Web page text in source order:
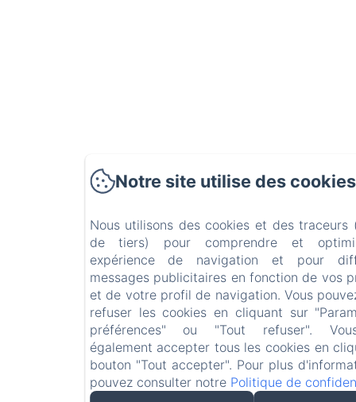
Notre site utilise des cookies
Nous utilisons des cookies et des traceurs
de tiers) pour comprendre et
expérience de navigation et pour
messages publicitaires en fonction de vos
et de votre profil de navigation. Vous
refuser les cookies en cliquant sur
préférences" ou "Tout refuser".
également accepter tous les cookies en
bouton "Tout accepter". Pour plus
pouvez consulter notre Politique de